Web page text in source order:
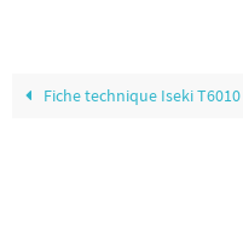
Fiche technique Iseki T6010